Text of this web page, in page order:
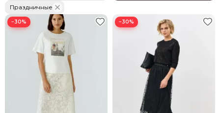
Праздничные
−30% −30%